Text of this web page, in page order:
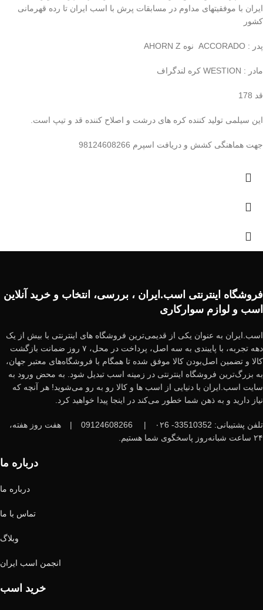
ایران با موفقیتهای مداوم در مسابقات پرش با اسب ایران تا رده قهرمانی
کشور
پدر : ACCORADO نوه AHORN Z
مادر : WESTION کره لندگراف
قد 178
این سیلمی تولید کننده کره های درشت و اصلاح کننده قد و تیپ است.
جهت هماهنگی کشش و دریافت اسپرم 98124608266
فروشگاه اینترنتی اسب.ایران ، بررسی، انتخاب و خرید آنلاین
اسب و لوازم سوارکاری
اسب.ایران به عنوان یکی از قدیمی‌ترین فروشگاه های اینترنتی با بیش از یک
دهه تجربه، با پایبندی به سه اصل، پرداخت در محل، ۷ روز ضمانت بازگشت
کالا و تضمین اصل‌بودن کالا موفق شده تا همگام با فروشگاه‌های معتبر جهان،
به بزرگ‌ترین فروشگاه اینترنتی در زمینه اسب تبدیل شود. به محض ورود به
سایت اسب.ایران با دنیایی از اسب ها و کالا رو به رو می‌شوید! هر آنچه که
نیاز دارید و به ذهن شما خطور می‌کند در اینجا پیدا خواهید کرد.
تلفن پشتیبانی: 33510352- ۰۲6 |
|
هفت روز هفته،
۲۴ ساعت شبانه‌روز پاسخگوی شما هستیم.
درباره ما
درباره ما
تماس با ما
وبلاگ
انجمن اسب ایران
خرید اسب